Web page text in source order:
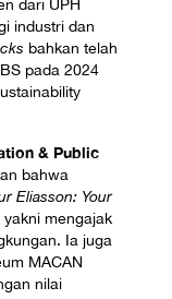
dari UPH
industri dan
bahkan telah
pada 2024
& Public
bahwa
Eliasson: Your
mengajak
Ia juga
MACAN
nilai